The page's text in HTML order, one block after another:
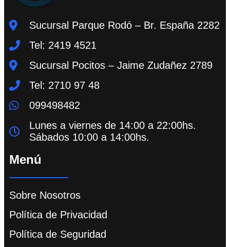
Sucursal Parque Rodó – Br. España 2282
Tel: 2419 4521
Sucursal Pocitos – Jaime Zudañez 2789
Tel: 2710 97 48
099498482
Lunes a viernes de 14:00 a 22:00hs.
Sábados 10:00 a 14:00hs.
Menú
Sobre Nosotros
Política de Privacidad
Política de Seguridad